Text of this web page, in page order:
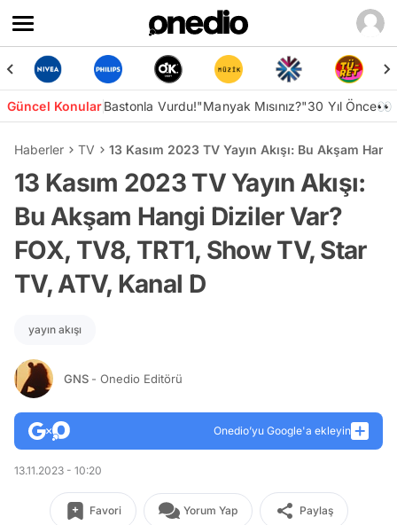
Güncel KonularBastonla Vurdu!"Manyak Mısınız?"30 Yıl Önce👀
Haberler TV 13 Kasım 2023 TV Yayın Akışı: Bu Akşam
13 Kasım 2023 TV Yayın Akışı:
Bu Akşam Hangi Diziler Var?
FOX, TV8, TRT1, Show TV, Star
TV, ATV, Kanal D
yayın akışı
GNS - Onedio Editörü
Onedio’yu Google'a ekleyin
13.11.2023 - 10:20
Favori Yorum Yap Paylaş